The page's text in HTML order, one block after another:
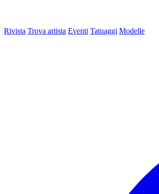
Rivista Trova artista Eventi Tatuaggi Modelle